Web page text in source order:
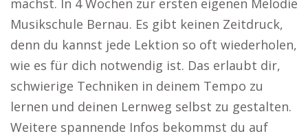
machst. In 4 Wochen zur ersten eigenen Melodie
Musikschule Bernau. Es gibt keinen Zeitdruck,
denn du kannst jede Lektion so oft wiederholen,
wie es für dich notwendig ist. Das erlaubt dir,
schwierige Techniken in deinem Tempo zu
lernen und deinen Lernweg selbst zu gestalten.
Weitere spannende Infos bekommst du auf